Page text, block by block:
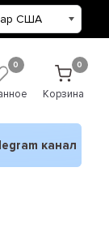
0 0
Корзина
канал